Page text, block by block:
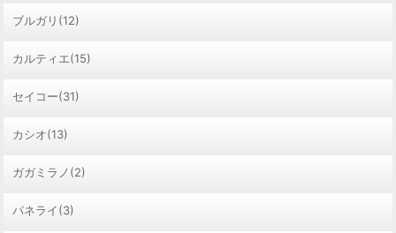
ブルガリ(12)
カルティエ(15)
セイコー(31)
カシオ(13)
ガガミラノ(2)
パネライ(3)